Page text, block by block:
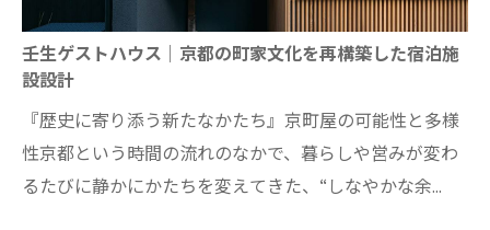
壬生ゲストハウス｜京都の町家文化を再構築した宿泊施
設設計
『歴史に寄り添う新たなかたち』京町屋の可能性と多様
性京都という時間の流れのなかで、暮らしや営みが変わ
るたびに静かにかたちを変えてきた、“しなやかな余